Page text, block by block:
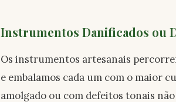
Instrumentos Danificados ou
Os instrumentos artesanais
e embalamos cada um com o maior
amolgado ou com defeitos tonais